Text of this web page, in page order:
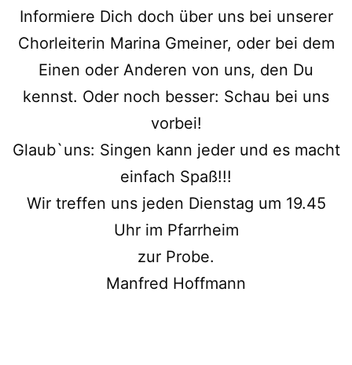
Informiere Dich doch über uns bei unserer
Chorleiterin Marina Gmeiner, oder bei dem
Einen oder Anderen von uns, den Du
kennst. Oder noch besser: Schau bei uns
vorbei!
Glaub`uns: Singen kann jeder und es macht
einfach Spaß!!!
Wir treffen uns jeden Dienstag um 19.45
Uhr im Pfarrheim
zur Probe.
Manfred Hoffmann